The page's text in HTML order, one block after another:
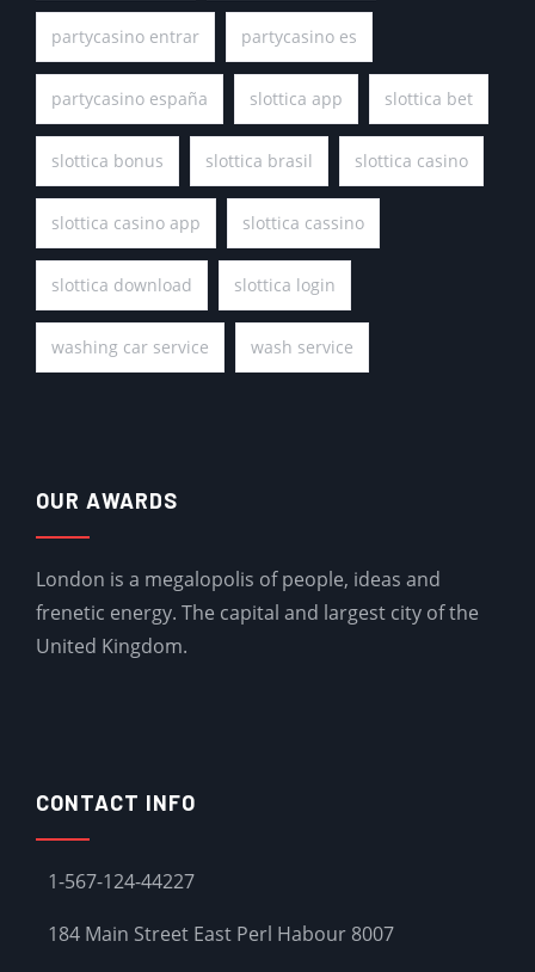
partycasino entrar partycasino es
partycasino españa slottica app slottica bet
slottica bonus slottica brasil slottica casino
slottica casino app slottica cassino
slottica download slottica login
washing car service wash service
OUR AWARDS
London is a megalopolis of people, ideas and
frenetic energy. The capital and largest city of the
United Kingdom.
CONTACT INFO
1-567-124-44227
184 Main Street East Perl Habour 8007